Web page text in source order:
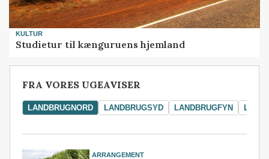
KULTUR
Studietur til kænguruens hjemland
FRA VORES UGEAVISER
LANDBRUGNORD LANDBRUGSYD LANDBRUGFYN
ARRANGEMENT